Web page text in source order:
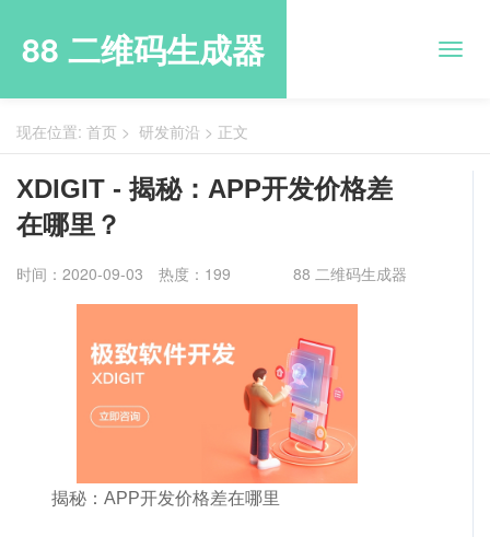
88 二维码生成器
现在位置: 首页 > 研发前沿 > 正文
XDIGIT - 揭秘：APP开发价格差
在哪里？
时间：2020-09-03 88 二维码生成器
热度：199
揭秘：APP开发价格差在哪里